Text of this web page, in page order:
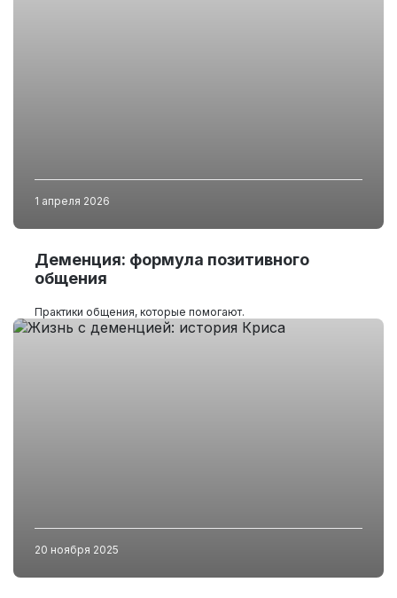
1 апреля 2026
Деменция: формула позитивного
общения
Практики общения, которые помогают.
20 ноября 2025